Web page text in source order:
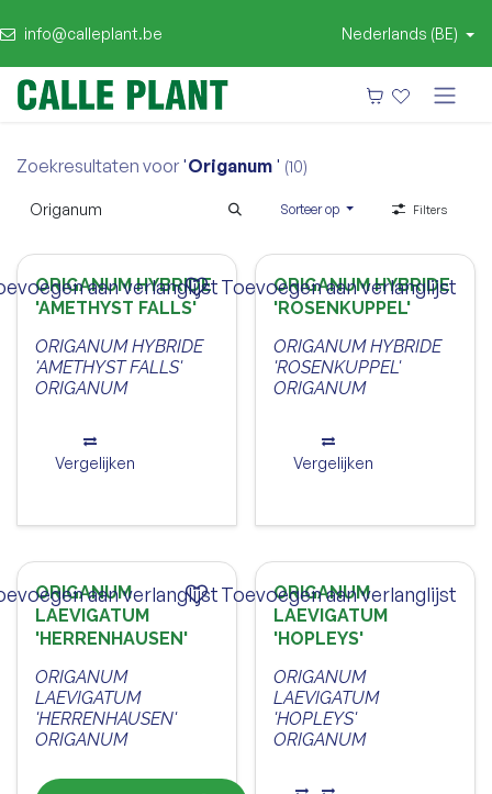
info@calleplant.be Nederlands (BE)
Zoekresultaten voor 'Origanum ' (10)
Sorteer op Filters
ORIGANUM HYBRIDE
'AMETHYST FALLS'
ORIGANUM HYBRIDE
'AMETHYST FALLS'
ORIGANUM
Vergelijken
aan verlanglijst
ORIGANUM HYBRIDE
'ROSENKUPPEL'
ORIGANUM HYBRIDE
'ROSENKUPPEL'
ORIGANUM
Vergelijken
Toevoegen aan verlanglijst
ORIGANUM
LAEVIGATUM
'HERRENHAUSEN'
ORIGANUM
LAEVIGATUM
'HERRENHAUSEN'
ORIGANUM
aan verlanglijst
ORIGANUM
LAEVIGATUM
'HOPLEYS'
ORIGANUM
LAEVIGATUM
'HOPLEYS'
ORIGANUM
Toevoegen aan verlanglijst